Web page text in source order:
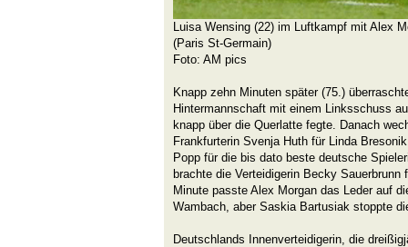
Luisa Wensing (22) im Luftkampf mit Alex
(Paris St-Germain)
Foto: AM pics
Knapp zehn Minuten später (75.)
Hintermannschaft mit einem Linksschuss
knapp über die Querlatte fegte. Danach
Frankfurterin Svenja Huth für Linda
Popp für die bis dato beste deutsche
brachte die Verteidigerin Becky Sauerbrunn
Minute passte Alex Morgan das Leder auf
Wambach, aber Saskia Bartusiak stoppte
Deutschlands Innenverteidigerin, die